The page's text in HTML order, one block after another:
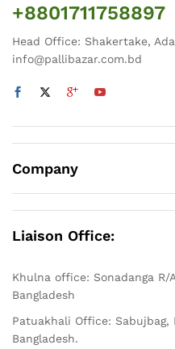
+8801711758897
Head Office: Shakertake,
info@pallibazar.com.bd
Company
Liaison Office:
Khulna office: Sonadanga R/
Bangladesh
Patuakhali Office:
Bangladesh.